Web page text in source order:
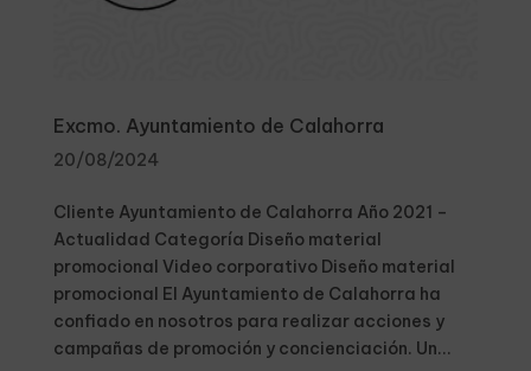
Excmo. Ayuntamiento de Calahorra
20/08/2024
Cliente Ayuntamiento de Calahorra Año 2021 –
Actualidad Categoría Diseño material
promocional Video corporativo Diseño material
promocional El Ayuntamiento de Calahorra ha
confiado en nosotros para realizar acciones y
campañas de promoción y concienciación. Un...